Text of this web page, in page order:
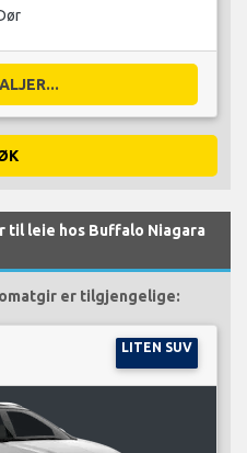
til leie hos Buffalo Niagara
er tilgjengelige:
LITEN SUV